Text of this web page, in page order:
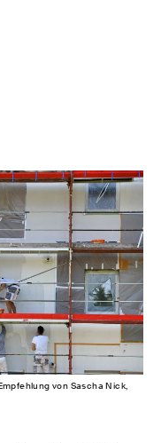
von Sascha Nick,